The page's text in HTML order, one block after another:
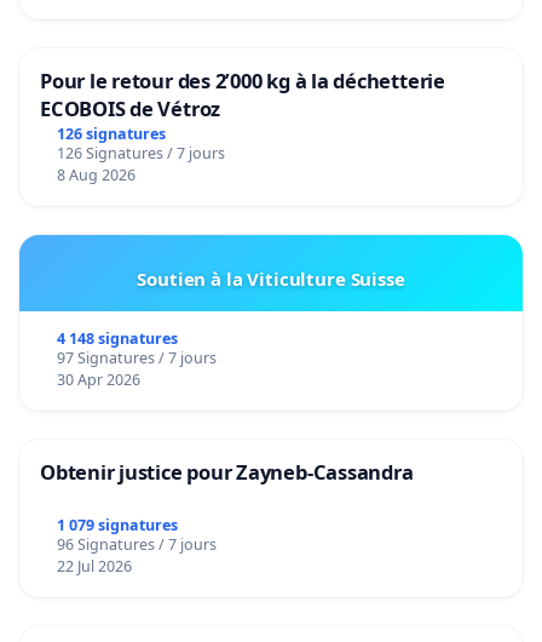
Pour le retour des 2’000 kg à la déchetterie
ECOBOIS de Vétroz
126 signatures
126 Signatures / 7 jours
8 Aug 2026
Soutien à la Viticulture Suisse
4 148 signatures
97 Signatures / 7 jours
30 Apr 2026
Obtenir justice pour Zayneb-Cassandra
1 079 signatures
96 Signatures / 7 jours
22 Jul 2026